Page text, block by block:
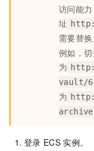
访问能
址
需要替
例如，
为
vault/
为
登录 ECS 实例。